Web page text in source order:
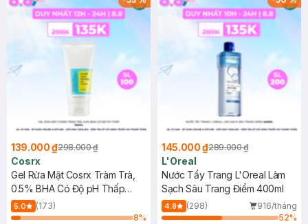
139.000 ₫298.000 ₫
Cosrx
Gel Rửa Mặt Cosrx Tràm Trà,
0.5% BHA Có Độ pH Thấp
150ml
5.0
(173)
8%
145.000 ₫289.000 ₫
L'Oreal
Nước Tẩy Trang L'Oreal Làm
Sạch Sâu Trang Điểm 400ml
4.8 (298)
916/tháng
52%